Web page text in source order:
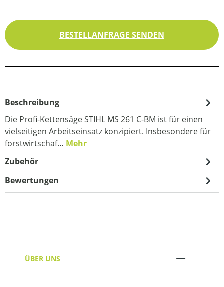
BESTELLANFRAGE SENDEN
Beschreibung
Die Profi-Kettensäge STIHL MS 261 C-BM ist für einen
vielseitigen Arbeitseinsatz konzipiert. Insbesondere für
forstwirtschaf… Mehr
Zubehör
Bewertungen
ÜBER UNS